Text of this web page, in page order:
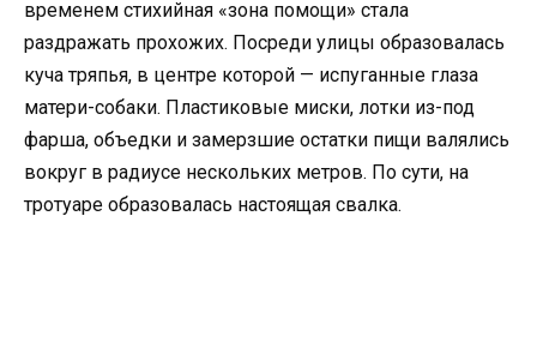
временем стихийная «зона помощи» стала
раздражать прохожих. Посреди улицы образовалась
куча тряпья, в центре которой — испуганные глаза
матери-собаки. Пластиковые миски, лотки из-под
фарша, объедки и замерзшие остатки пищи валялись
вокруг в радиусе нескольких метров. По сути, на
тротуаре образовалась настоящая свалка.